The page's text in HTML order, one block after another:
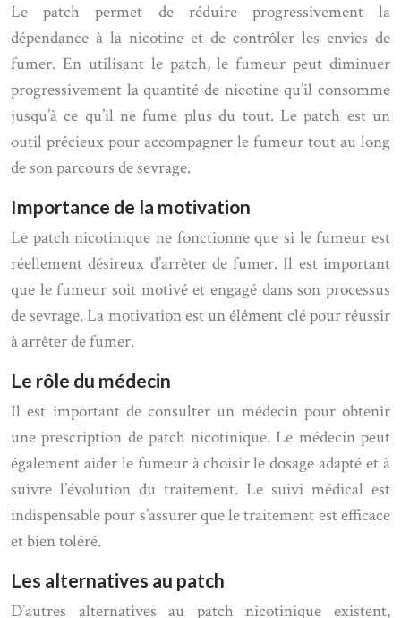
Le patch permet de réduire progressivement la
dépendance à la nicotine et de contrôler les envies de
fumer. En utilisant le patch, le fumeur peut diminuer
progressivement la quantité de nicotine qu’il consomme
jusqu’à ce qu’il ne fume plus du tout. Le patch est un
outil précieux pour accompagner le fumeur tout au long
de son parcours de sevrage.
Importance de la motivation
Le patch nicotinique ne fonctionne que si le fumeur est
réellement désireux d’arrêter de fumer. Il est important
que le fumeur soit motivé et engagé dans son processus
de sevrage. La motivation est un élément clé pour réussir
à arrêter de fumer.
Le rôle du médecin
Il est important de consulter un médecin pour obtenir
une prescription de patch nicotinique. Le médecin peut
également aider le fumeur à choisir le dosage adapté et à
suivre l’évolution du traitement. Le suivi médical est
indispensable pour s’assurer que le traitement est efficace
et bien toléré.
Les alternatives au patch
D’autres alternatives au patch nicotinique existent,